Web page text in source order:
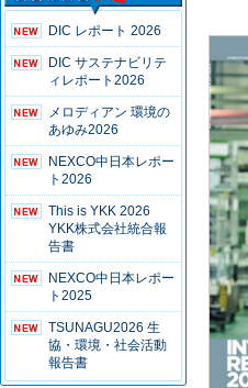
DIC レポート 2026
DIC サステナビリテ
ィレポート2026
メロディアン 環境の
あゆみ2026
NEXCO中日本レポー
ト2026
This is YKK 2026
YKK株式会社統合報
告書
NEXCO中日本レポー
ト2025
TSUNAGU2026 生
協・環境・社会活動
報告書